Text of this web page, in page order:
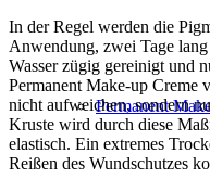
Permanent
In der Regel werden die
Anwendung, zwei Tage lang
Wasser zügig gereinigt und
Permanent Make-up Creme
nicht aufweichen, sondern
Kruste wird durch diese
elastisch. Ein extremes
Reißen des Wundschutzes